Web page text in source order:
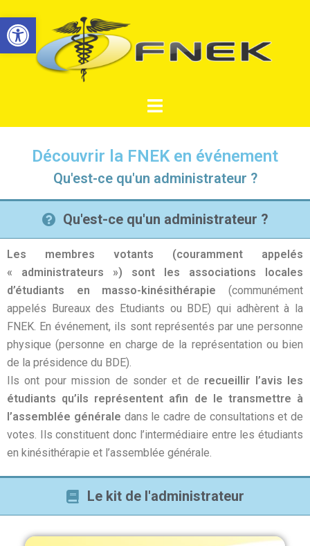
Ouvrir la barre d’outils
Découvrir la FNEK en événement
Qu'est-ce qu'un administrateur ?
Qu'est-ce qu'un administrateur ?
Les membres votants (couramment appelés
« administrateurs ») sont les associations locales
d’étudiants en masso-kinésithérapie (communément
appelés Bureaux des Etudiants ou BDE) qui adhèrent à la
FNEK. En événement, ils sont représentés par une personne
physique (personne en charge de la représentation ou bien
de la présidence du BDE).
Ils ont pour mission de sonder et de recueillir l’avis les
étudiants qu’ils représentent afin de le transmettre à
l’assemblée générale dans le cadre de consultations et de
votes. Ils constituent donc l’intermédiaire entre les étudiants
en kinésithérapie et l’assemblée générale.
Le kit de l'administrateur